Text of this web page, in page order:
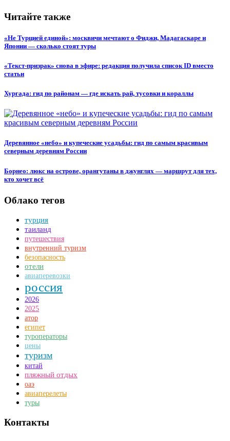
Читайте также
«Не Турцией единой»: москвичи мечтают о Фиджи, Мадагаскаре и
Японии — сколько стоят туры
«Текст-призрак» снова в эфире: редакция получила список ID вместо
статьи
Хургада: гид по районам — где искать рай, тусовки и кораллы
Деревянное «небо» и купеческие усадьбы: гид по самым красивым
северным деревням России
Борнео: люкс на острове, орангутаны в джунглях — маршрут для тех,
кто хочет всё
Облако тегов
турция
таиланд
путешествия
внутренний туризм
безопасность
отели
авиаперевозки
россия
2026
2025
атор
египет
туроператоры
цены
туризм
китай
пляжный отдых
оаэ
авиаперелеты
туры
Контакты